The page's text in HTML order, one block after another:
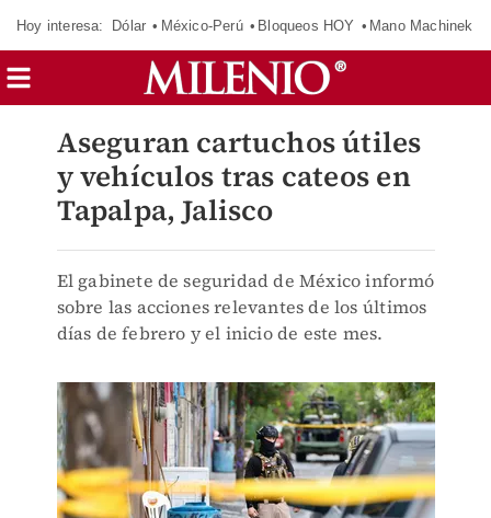
Hoy interesa: Dólar México-Perú Bloqueos HOY Mano Machinek
Aseguran cartuchos útiles
y vehículos tras cateos en
Tapalpa, Jalisco
El gabinete de seguridad de México informó
sobre las acciones relevantes de los últimos
días de febrero y el inicio de este mes.